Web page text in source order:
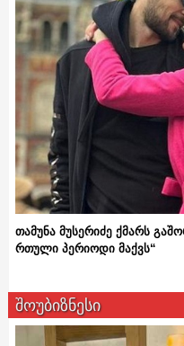
თამუნა მუსერიძე ქმარს
რთული პერიოდი მაქვს“
შოუბიზნესი